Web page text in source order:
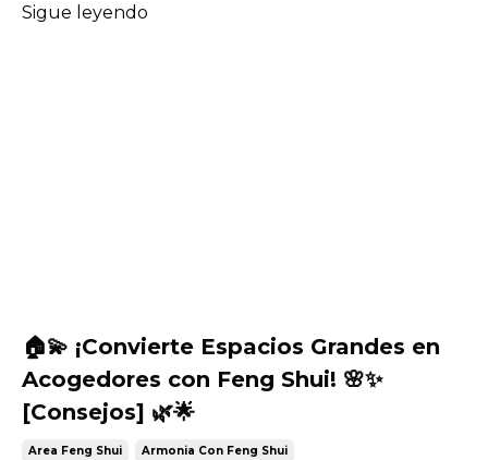
Sigue leyendo
🏠💫 ¡Convierte Espacios Grandes en
Acogedores con Feng Shui! 🌸✨
[Consejos] 🌿🌟
Area Feng Shui Armonia Con Feng Shui